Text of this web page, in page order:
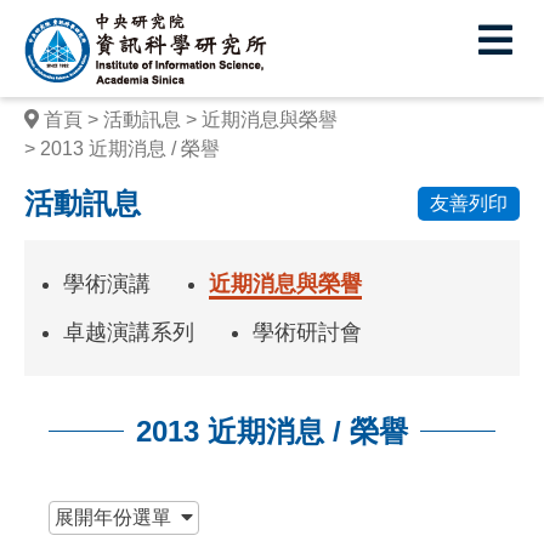
中
央
研
究
院
訊
科
所
首頁 活動訊息
近期消息與榮譽
2013 近期消息 / 榮譽
活動訊息 友善列印
學術演講
近期消息與榮譽
卓越演講系列
學術研討會
2013 近期消息 / 榮譽
展開年份選單